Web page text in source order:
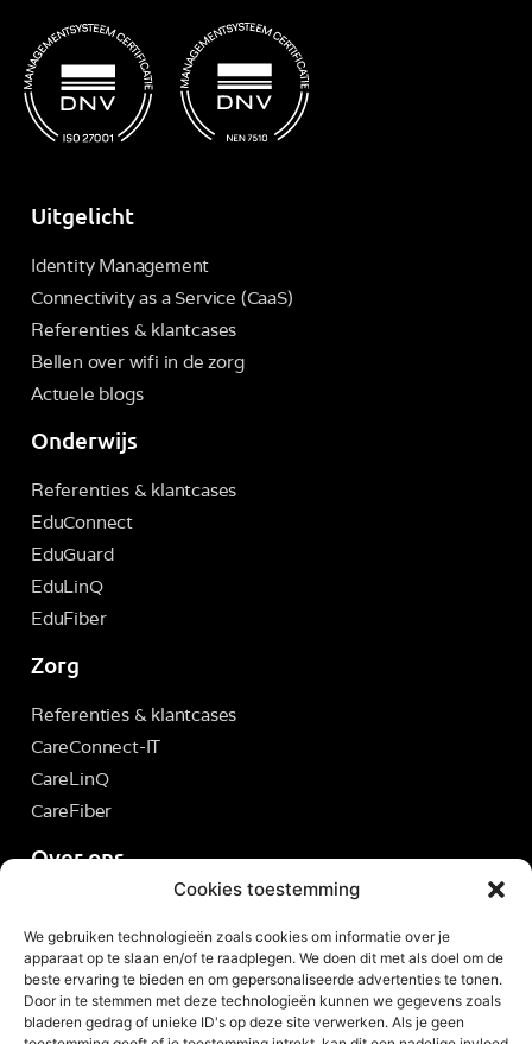
Cookies toestemming
We gebruiken technologieën zoals cookies om informatie over je
apparaat op te slaan en/of te raadplegen. We doen dit met als doel om de
beste ervaring te bieden en om gepersonaliseerde advertenties te tonen.
Door in te stemmen met deze technologieën kunnen we gegevens zoals
bladeren gedrag of unieke ID's op deze site verwerken. Als je geen
Uitgelicht
Identity Management
Connectivity as a Service (CaaS)
Referenties & klantcases
Bellen over wifi in de zorg
Actuele blogs
Onderwijs
Referenties & klantcases
EduConnect
EduGuard
EduLinQ
EduFiber
Zorg
Referenties & klantcases
CareConnect-IT
CareLinQ
CareFiber
Over ons
Brite Ticketsysteem
Over Brite
Vacatures
Contact